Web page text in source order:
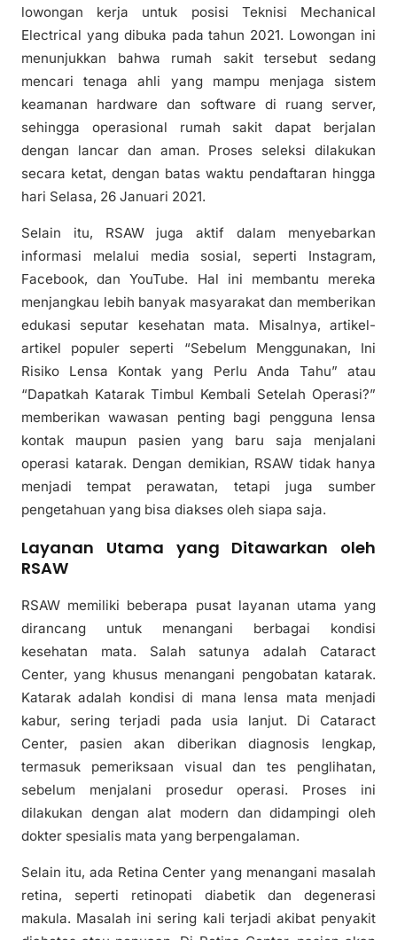
lowongan kerja untuk posisi Teknisi Mechanical
Electrical yang dibuka pada tahun 2021. Lowongan ini
menunjukkan bahwa rumah sakit tersebut sedang
mencari tenaga ahli yang mampu menjaga sistem
keamanan hardware dan software di ruang server,
sehingga operasional rumah sakit dapat berjalan
dengan lancar dan aman. Proses seleksi dilakukan
secara ketat, dengan batas waktu pendaftaran hingga
hari Selasa, 26 Januari 2021.
Selain itu, RSAW juga aktif dalam menyebarkan
informasi melalui media sosial, seperti Instagram,
Facebook, dan YouTube. Hal ini membantu mereka
menjangkau lebih banyak masyarakat dan memberikan
edukasi seputar kesehatan mata. Misalnya, artikel-
artikel populer seperti “Sebelum Menggunakan, Ini
Risiko Lensa Kontak yang Perlu Anda Tahu” atau
“Dapatkah Katarak Timbul Kembali Setelah Operasi?”
memberikan wawasan penting bagi pengguna lensa
kontak maupun pasien yang baru saja menjalani
operasi katarak. Dengan demikian, RSAW tidak hanya
menjadi tempat perawatan, tetapi juga sumber
pengetahuan yang bisa diakses oleh siapa saja.
Layanan Utama yang Ditawarkan oleh
RSAW
RSAW memiliki beberapa pusat layanan utama yang
dirancang untuk menangani berbagai kondisi
kesehatan mata. Salah satunya adalah Cataract
Center, yang khusus menangani pengobatan katarak.
Katarak adalah kondisi di mana lensa mata menjadi
kabur, sering terjadi pada usia lanjut. Di Cataract
Center, pasien akan diberikan diagnosis lengkap,
termasuk pemeriksaan visual dan tes penglihatan,
sebelum menjalani prosedur operasi. Proses ini
dilakukan dengan alat modern dan didampingi oleh
dokter spesialis mata yang berpengalaman.
Selain itu, ada Retina Center yang menangani masalah
retina, seperti retinopati diabetik dan degenerasi
makula. Masalah ini sering kali terjadi akibat penyakit